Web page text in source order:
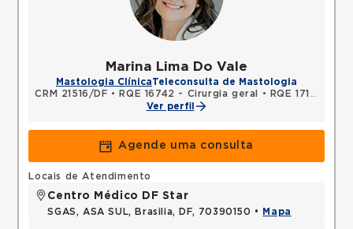
Marina Lima Do Vale
Mastologia ClínicaTeleconsulta de Mastologia
CRM 21516/DF • RQE 16742 - Cirurgia geral •
RQE 17156 - Mastologia
Ver perfil
Agende uma consulta
Locais de Atendimento
Centro Médico DF Star
SGAS, ASA SUL, Brasilia, DF, 70390150 • Mapa